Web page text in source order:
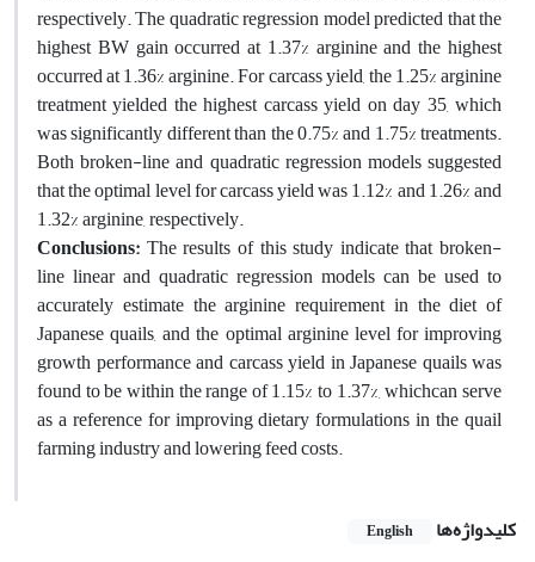
respectively. The quadratic regression model predicted that the
highest BW gain occurred at 1.37% arginine and the highest
occurred at 1.36% arginine. For carcass yield, the 1.25% arginine
treatment yielded the highest carcass yield on day 35, which
was significantly different than the 0.75% and 1.75% treatments.
Both broken-line and quadratic regression models suggested
that the optimal level for carcass yield was 1.12% and 1.26% and
1.32% arginine, respectively.
Conclusions: The results of this study indicate that broken-
line linear and quadratic regression models can be used to
accurately estimate the arginine requirement in the diet of
Japanese quails, and the optimal arginine level for improving
growth performance and carcass yield in Japanese quails was
found to be within the range of 1.15% to 1.37%, whichcan serve
as a reference for improving dietary formulations in the quail
farming industry and lowering feed costs.
کلیدواژه‌ها English